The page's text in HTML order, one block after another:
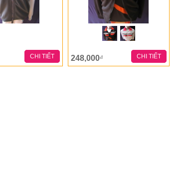
CHI TIẾT 248,000đ CHI TIẾT